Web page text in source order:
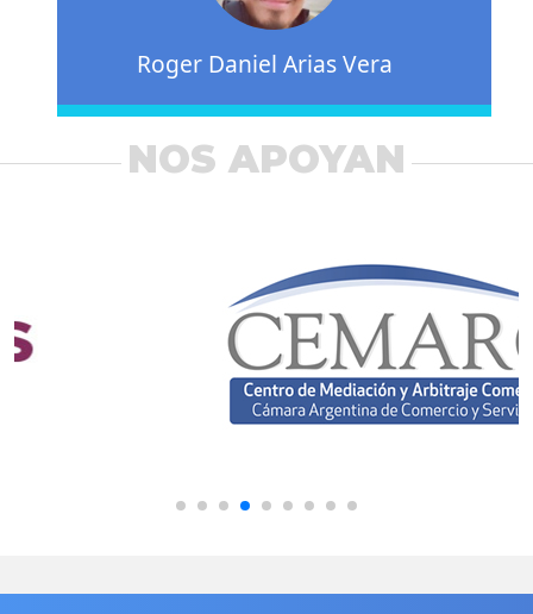
Roger Daniel Arias Vera
NOS APOYAN